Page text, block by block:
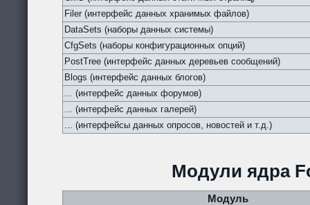
Filer (интерфейс данных хранимых файлов)
DataSets (наборы данных системы)
CfgSets (наборы конфигурационных опций)
PostTree (интерфейс данных деревьев сообщений)
Blogs (интерфейс данных блогов)
... (интерфейс данных форумов)
... (интерфейс данных галерей)
... (интерфейсы данных опросов, новостей и т.д.)
Модули ядра
Модуль